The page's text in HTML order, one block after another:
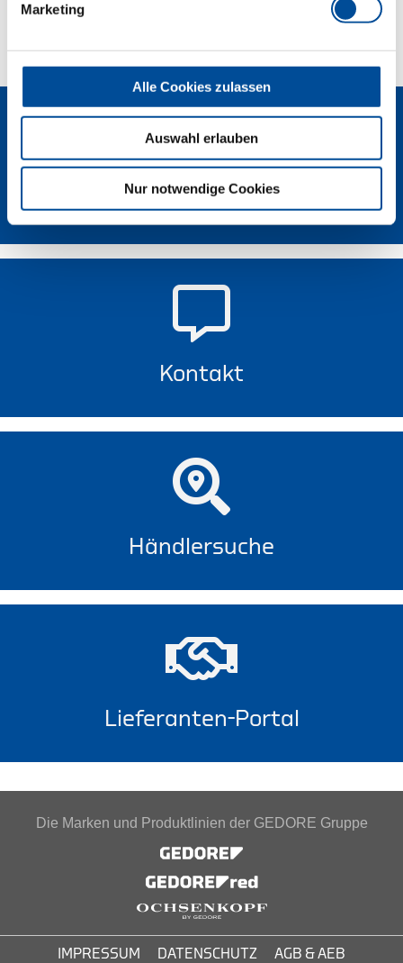
Marketing
Alle Cookies zulassen
Auswahl erlauben
Nur notwendige Cookies
Technische Eigenschaften
Newsletter
Kontakt
Händlersuche
Lieferanten-Portal
Die Marken und Produktlinien der GEDORE Gruppe
IMPRESSUM DATENSCHUTZ AGB & AEB